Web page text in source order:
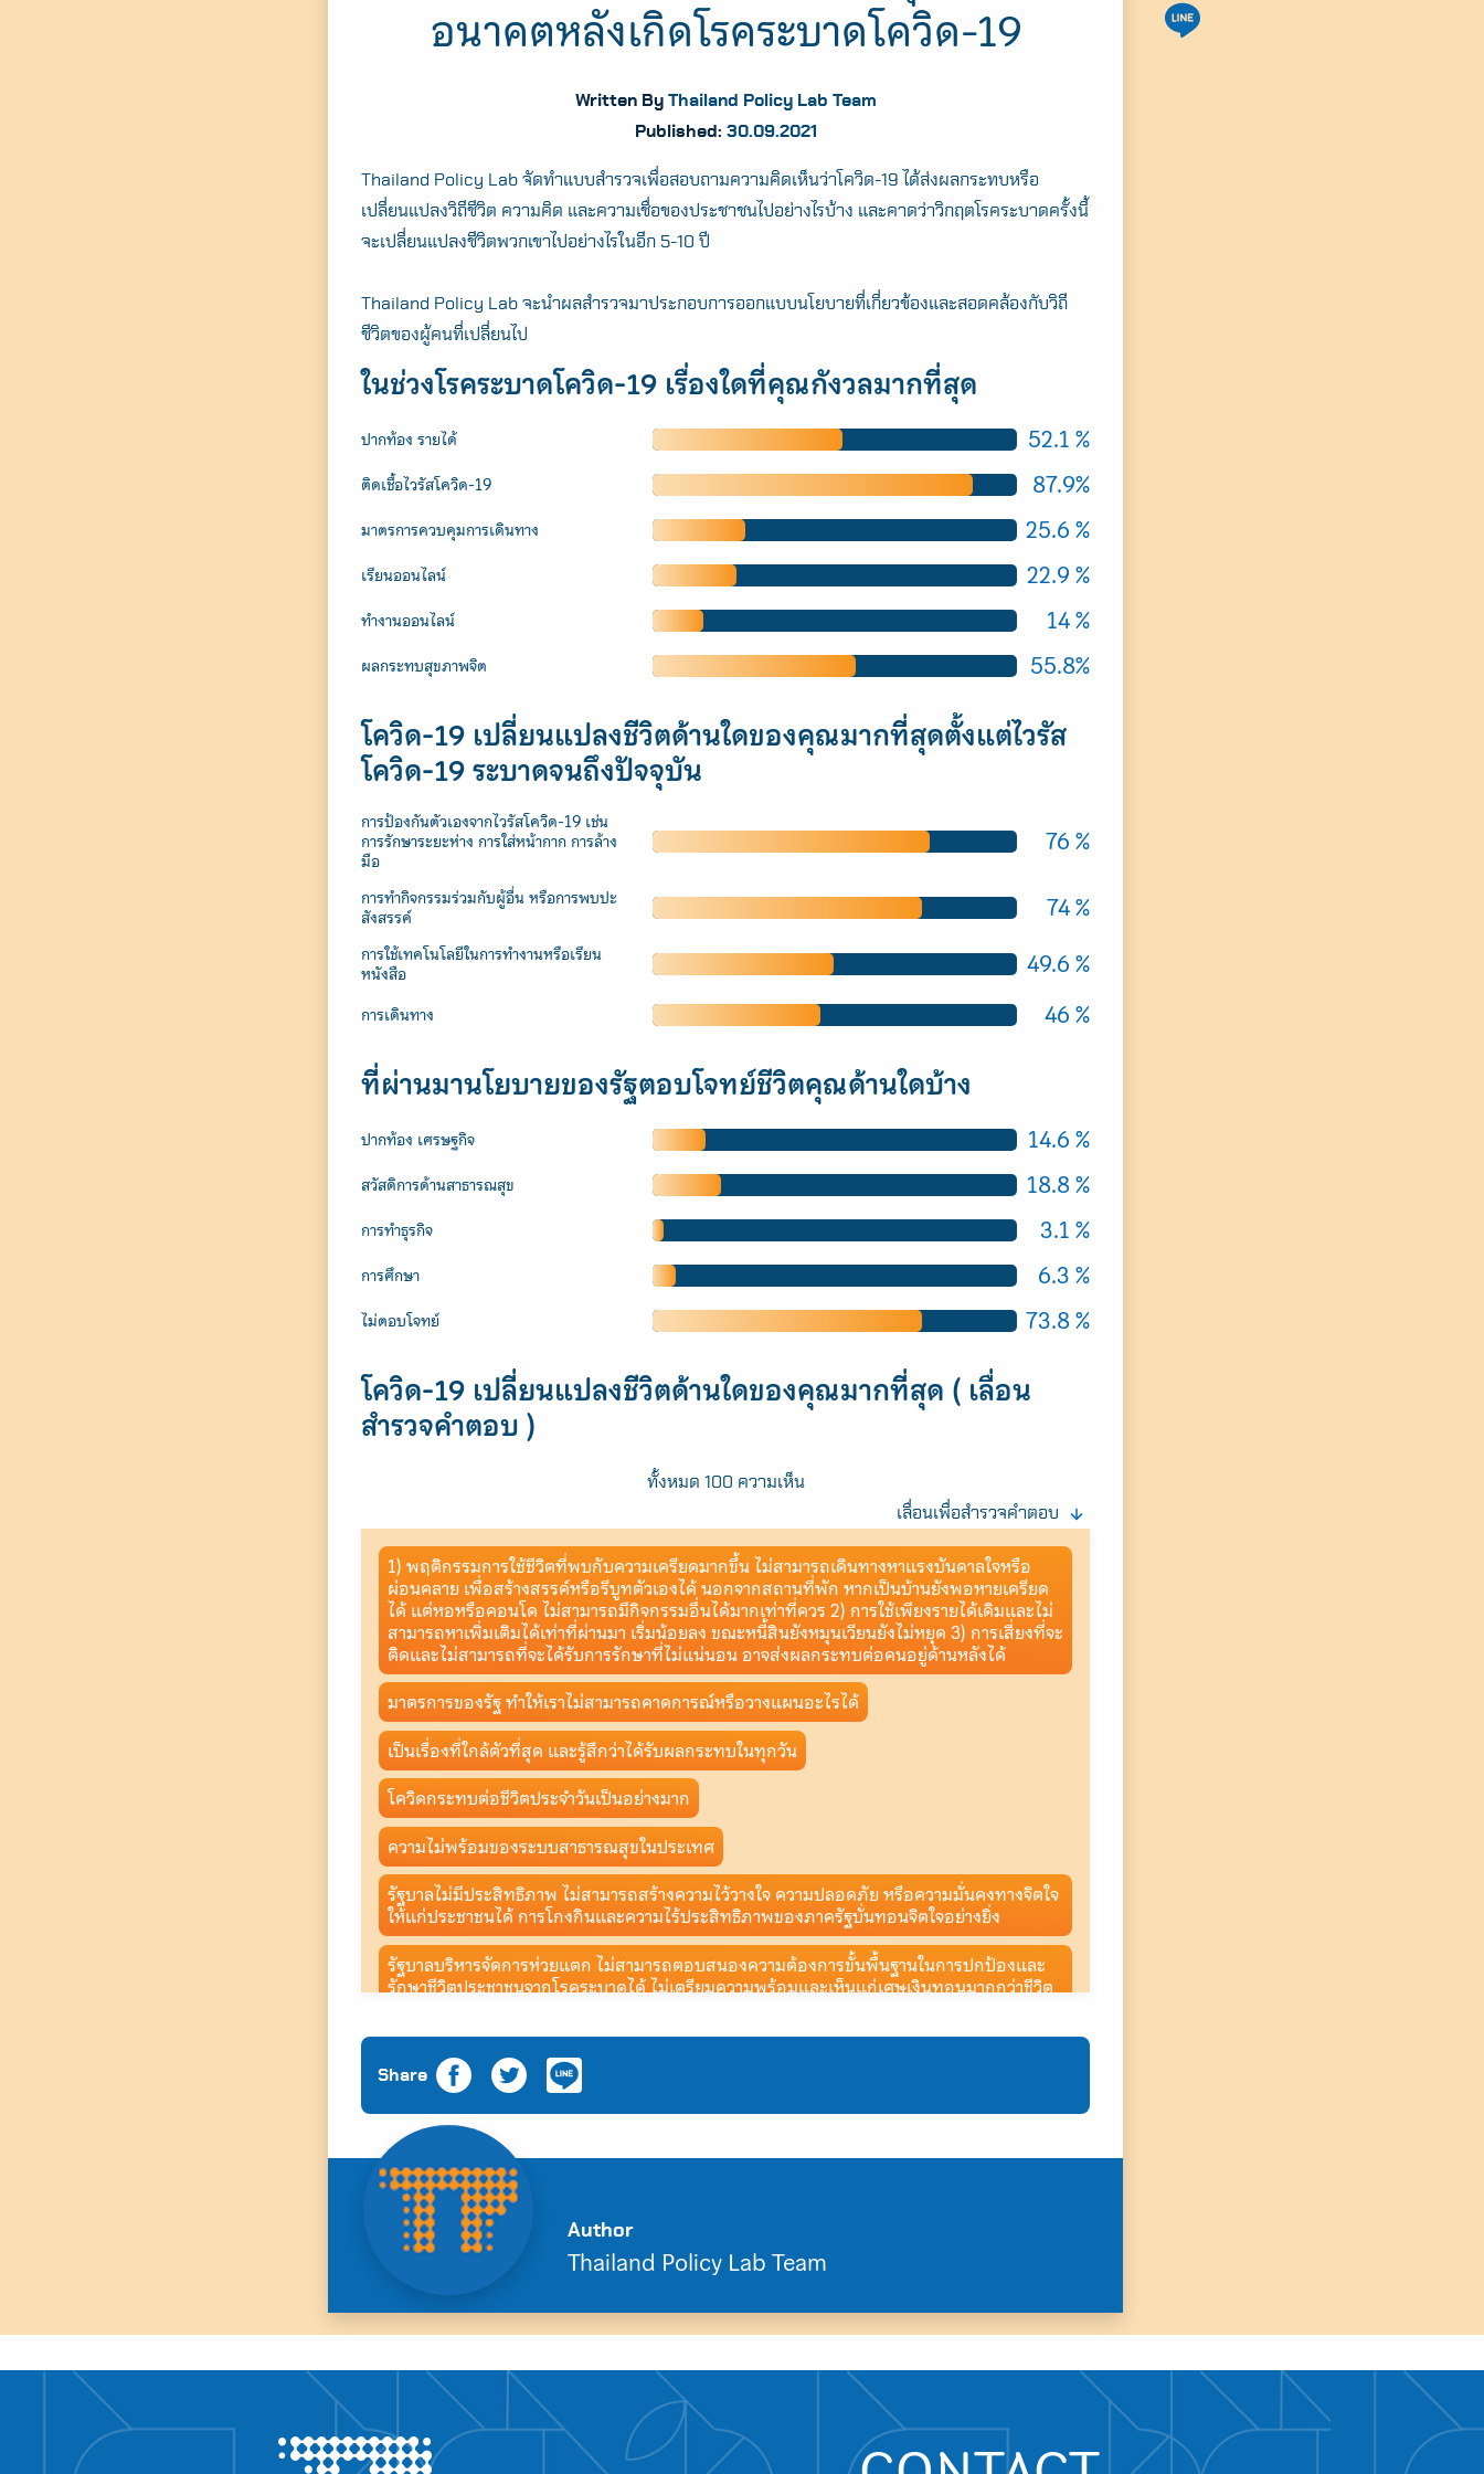
อนาคตหลังเกิดโรคระบาดโควิด-19
Written By Thailand Policy Lab Team
Published: 30.09.2021
Thailand Policy Lab จัดทำแบบสำรวจเพื่อสอบถามความคิดเห็นว่าโควิด-19 ได้ส่งผลกระทบหรือ
เปลี่ยนแปลงวิถีชีวิต ความคิด และความเชื่อของประชาชนไปอย่างไรบ้าง และคาดว่าวิกฤตโรคระบาดครั้งนี้
จะเปลี่ยนแปลงชีวิตพวกเขาไปอย่างไรในอีก 5-10 ปี
Thailand Policy Lab จะนำผลสำรวจมาประกอบการออกแบบนโยบายที่เกี่ยวข้องและสอดคล้องกับวิถี
ชีวิตของผู้คนที่เปลี่ยนไป
ในช่วงโรคระบาดโควิด-19 เรื่องใดที่คุณกังวลมากที่สุด
ปากท้อง รายได้ 52.1 %
ติดเชื้อไวรัสโควิด-19 87.9%
มาตรการควบคุมการเดินทาง 25.6 %
เรียนออนไลน์ 22.9 %
ทำงานออนไลน์ 14 %
ผลกระทบสุขภาพจิต 55.8%
โควิด-19 เปลี่ยนแปลงชีวิตด้านใดของคุณมากที่สุดตั้งแต่ไวรัส
โควิด-19 ระบาดจนถึงปัจจุบัน
การป้องกันตัวเองจากไวรัสโควิด-19 เช่น
การรักษาระยะห่าง การใส่หน้ากาก การล้าง
มือ
76 %
การทำกิจกรรมร่วมกับผู้อื่น หรือการพบปะ
สังสรรค์
74 %
การใช้เทคโนโลยีในการทำงานหรือเรียน
หนังสือ
49.6 %
การเดินทาง 46 %
ที่ผ่านมานโยบายของรัฐตอบโจทย์ชีวิตคุณด้านใดบ้าง
ปากท้อง เศรษฐกิจ 14.6 %
สวัสดิการด้านสาธารณสุข 18.8 %
การทำธุรกิจ 3.1 %
การศึกษา 6.3 %
ไม่ตอบโจทย์ 73.8 %
โควิด-19 เปลี่ยนแปลงชีวิตด้านใดของคุณมากที่สุด ( เลื่อน
สำรวจคำตอบ )
ทั้งหมด 100 ความเห็น
เลื่อนเพื่อสำรวจคำตอบ
1) พฤติกรรมการใช้ชีวิตที่พบกับความเครียดมากขึ้น ไม่สามารถเดินทางหาแรงบันดาลใจหรือ
ผ่อนคลาย เพื่อสร้างสรรค์หรือรีบูทตัวเองได้ นอกจากสถานที่พัก หากเป็นบ้านยังพอหายเครียด
ได้ แต่หอหรือคอนโด ไม่สามารถมีกิจกรรมอื่นได้มากเท่าที่ควร 2) การใช้เพียงรายได้เดิมและไม่
สามารถหาเพิ่มเติมได้เท่าที่ผ่านมา เริ่มน้อยลง ขณะหนี้สินยังหมุนเวียนยังไม่หยุด 3) การเสี่ยงที่จะ
ติดและไม่สามารถที่จะได้รับการรักษาที่ไม่แน่นอน อาจส่งผลกระทบต่อคนอยู่ด้านหลังได้
มาตรการของรัฐ ทำให้เราไม่สามารถคาดการณ์หรือวางแผนอะไรได้
เป็นเรื่องที่ใกล้ตัวที่สุด และรู้สึกว่าได้รับผลกระทบในทุกวัน
โควิดกระทบต่อชีวิตประจำวันเป็นอย่างมาก
ความไม่พร้อมของระบบสาธารณสุขในประเทศ
รัฐบาลไม่มีประสิทธิภาพ ไม่สามารถสร้างความไว้วางใจ ความปลอดภัย หรือความมั่นคงทางจิตใจ
ให้แก่ประชาชนได้ การโกงกินและความไร้ประสิทธิภาพของภาครัฐบั่นทอนจิตใจอย่างยิ่ง
รัฐบาลบริหารจัดการห่วยแตก ไม่สามารถตอบสนองความต้องการขั้นพื้นฐานในการปกป้องและ
รักษาชีวิตประชาชนจากโรคระบาดได้ ไม่เตรียมความพร้อมและเห็นแก่เศษเงินทอนมากกว่าชีวิต
กลายพันธุ์แล้ว เหมือนตำน้ำพริกละลายแม่น้ำ ส่งผลเสียต่อสุขภาพจิตและการใช้ชีวิตโดยรวม
นอกจากกังวลว่าจะติดเชื้อ โควิด-19 จนอาการหนัก หรือถึงขั้นเสียชีวิต ก็กังวลเรื่องสุขภาพจิต
เพราะเริ่มนอนไม่หลับ หายใจไม่อิ่ม มีอาการต่างๆ มากมาย คล้ายเป็นโรคเครียด รวมถึงการ
Work from home ส่งผลกับสุขภาพ ทำให้เป็นออฟฟิศซินโดรม กล้ามเนื้ออักเสบ ปวดคอ จน
ต้องไปหาหมอ
อยู่อาศัยคนเดียวใน กทม หากติดโควิดมา กังวลเรื่องการรักษา และรายได้ ความเป็นอยู่ มีภาระที่
ต้องดูแลพ่อแม่
งานลดน้อยลง และถูกเลื่อนกำหนดออกไป
Due to the poor management of the government
ห่วงครอบครัว
กลัวจะติดจากคนที่ทำงาน
Share
Author
Thailand Policy Lab Team